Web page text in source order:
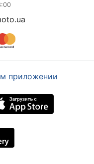
приложении